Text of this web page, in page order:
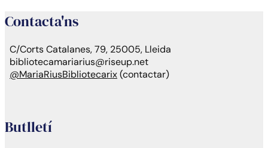
Contacta'ns
C/Corts Catalanes, 79, 25005, Lleida
bibliotecamariarius@riseup.net
@MariaRiusBibliotecarix(contactar)
Butlletí